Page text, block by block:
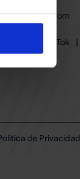
TikTok |
| Linkedin
de Privacidad